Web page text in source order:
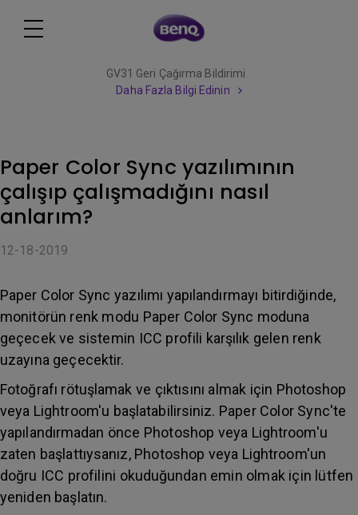
GV31 Geri Çağırma Bildirimi
Daha Fazla Bilgi Edinin
Paper Color Sync yazılımının
çalışıp çalışmadığını nasıl
anlarım?
12-18-2019
Paper Color Sync yazılımı yapılandırmayı bitirdiğinde,
monitörün renk modu Paper Color Sync moduna
geçecek ve sistemin ICC profili karşılık gelen renk
uzayına geçecektir.
Fotoğrafı rötuşlamak ve çıktısını almak için Photoshop
veya Lightroom'u başlatabilirsiniz. Paper Color Sync'te
yapılandırmadan önce Photoshop veya Lightroom'u
zaten başlattıysanız, Photoshop veya Lightroom'un
doğru ICC profilini okuduğundan emin olmak için lütfen
yeniden başlatın.